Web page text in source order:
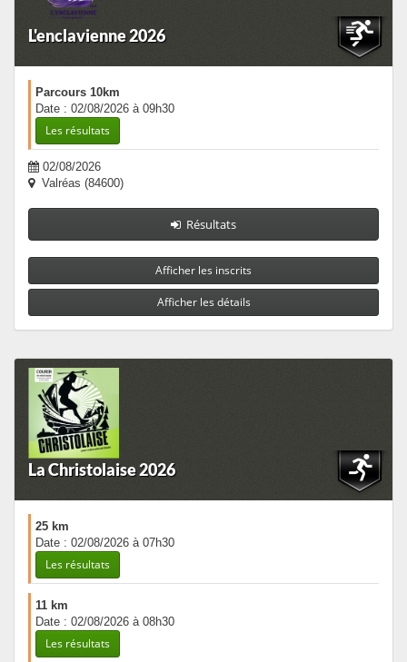
L'enclavienne 2026
Parcours 10km
Date : 02/08/2026 à 09h30
Les résultats
02/08/2026
Valréas (84600)
Résultats
Afficher les inscrits
Afficher les détails
La Christolaise 2026
25 km
Date : 02/08/2026 à 07h30
Les résultats
11 km
Date : 02/08/2026 à 08h30
Les résultats